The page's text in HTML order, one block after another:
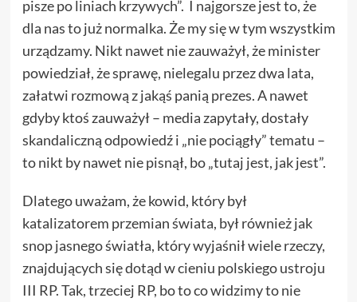
pisze po liniach krzywych”. I najgorsze jest to, że
dla nas to już normalka. Że my się w tym wszystkim
urządzamy. Nikt nawet nie zauważył, że minister
powiedział, że sprawę, nielegalu przez dwa lata,
załatwi rozmową z jakąś panią prezes. A nawet
gdyby ktoś zauważył – media zapytały, dostały
skandaliczną odpowiedź i „nie pociągły” tematu –
to nikt by nawet nie pisnął, bo „tutaj jest, jak jest”.
Dlatego uważam, że kowid, który był
katalizatorem przemian świata, był również jak
snop jasnego światła, który wyjaśnił wiele rzeczy,
znajdujących się dotąd w cieniu polskiego ustroju
III RP. Tak, trzeciej RP, bo to co widzimy to nie